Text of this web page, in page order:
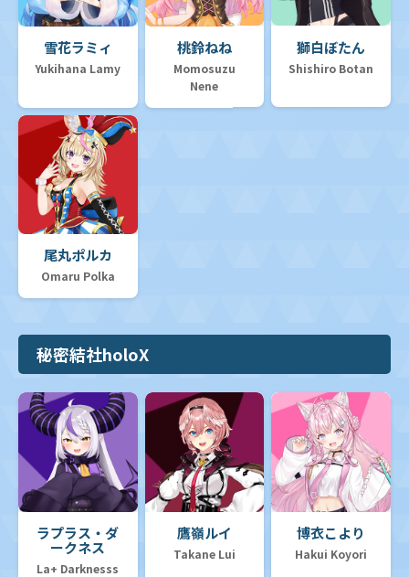
雪花ラミィ
Yukihana Lamy
桃鈴ねね
Momosuzu
Nene
獅白ぼたん
Shishiro Botan
尾丸ポルカ
Omaru Polka
秘密結社holoX
ラプラス・ダ
ークネス
La+ Darknesss
鷹嶺ルイ
Takane Lui
博衣こより
Hakui Koyori